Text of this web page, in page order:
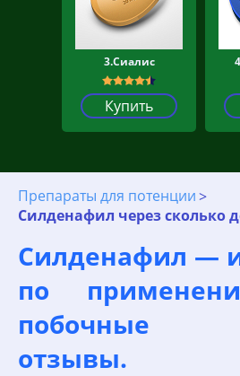
3.Сиалис
Купить
Препараты для потенции
Силденафил через сколько
Силденафил —
по
побочные
отзывы.